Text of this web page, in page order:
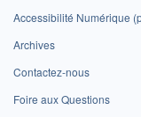
Accessibilité Numérique
Archives
Contactez-nous
Foire aux Questions